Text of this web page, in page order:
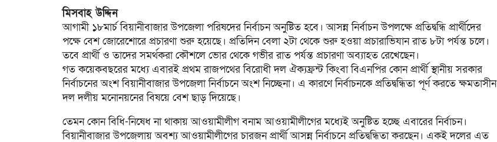
মিসবাহ উদ্দিন
আগামী ১৮মার্চ বিয়ানীবাজার উপজেলা পরিষদের নির্বাচন অনুষ্টিত হবে। আসন্ন নির্বাচন উপলক্ষে প্রতিদ্বন্ধি প্রার্থীদের
পক্ষে বেশ জোরেশোরে প্রচারণা শুরু হয়েছে। প্রতিদিন বেলা ২টা থেকে শুরু হওয়া প্রচারাভিযান রাত ৮টা পর্যন্ত চলে।
তবে প্রার্থী ও তাদের সমর্থকরা কৌশলে ভোর থেকে গভীর রাত পর্যন্ত প্রচারণা অব্যাহত রেখেছেন।
গত কয়েকবছরের মধ্যে এবারই প্রথম রাজপথের বিরোধী দল ঐক্যফ্রন্ট কিংবা বিএনপির কোন প্রার্থী স্থানীয় সরকার
নির্বাচনের অংশ বিয়ানীবাজার উপজেলা নির্বাচনে অংশ নিচ্ছেনা। এ কারণে নির্বাচনকে প্রতিদ্বন্ধিতা পূর্ণ করতে ক্ষমতাসীন
দল দলীয় মনোনয়নের বিষয়ে বেশ ছাড় দিয়েছে।
তেমন কোন বিধি-নিষেধ না থাকায় আওয়ামীলীগ বনাম আওয়ামীলীগের মধ্যেই অনুষ্টিত হচ্ছে এবারের নির্বাচন।
বিয়ানীবাজার উপজেলায় অবশ্য আওয়ামীলীগের চারজন প্রার্থী আসন্ন নির্বাচনে প্রতিদ্বন্ধিতা করছেন। একই দলের এত